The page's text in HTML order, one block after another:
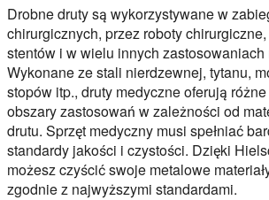
Drobne druty są wykorzystywane w
chirurgicznych, przez roboty
stentów i w wielu innych zastosowaniach
Wykonane ze stali nierdzewnej, tytanu,
stopów itp., druty medyczne oferują
obszary zastosowań w zależności od
drutu. Sprzęt medyczny musi spełniać
standardy jakości i czystości. Dzięki
możesz czyścić swoje metalowe
zgodnie z najwyższymi standardami.